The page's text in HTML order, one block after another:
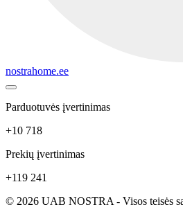
nostrahome.ee
Parduotuvės įvertinimas
+10 718
Prekių įvertinimas
+119 241
© 2026 UAB NOSTRA - Visos teisės